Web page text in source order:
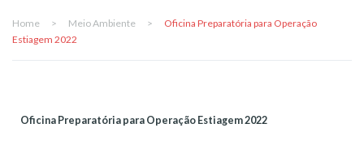
Home > Meio Ambiente >
Oficina Preparatória para Operação
Estiagem 2022
Oficina Preparatória para Operação Estiagem 2022